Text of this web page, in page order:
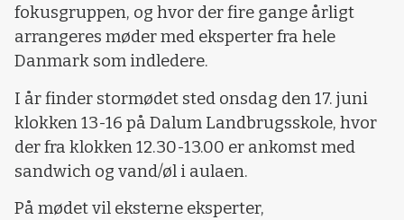
fokusgruppen, og hvor der fire gange årligt
arrangeres møder med eksperter fra hele
Danmark som indledere.
I år finder stormødet sted onsdag den 17. juni
klokken 13-16 på Dalum Landbrugsskole, hvor
der fra klokken 12.30-13.00 er ankomst med
sandwich og vand/øl i aulaen.
På mødet vil eksterne eksperter,